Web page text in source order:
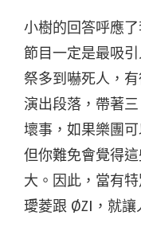
小樹的回答呼應
節目一定是最吸
祭多到嚇死人，
演出段落，帶著
壞事，如果樂團
但你難免會覺得
大。因此，當有
璦菱跟 ØZI，就讓